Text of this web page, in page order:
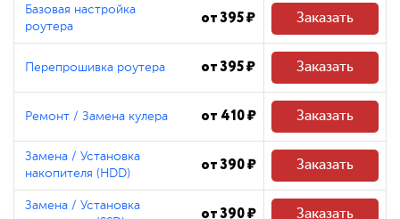
Базовая настройка
роутера
от 395 ₽ Заказать
Перепрошивка роутера от 395 ₽ Заказать
Ремонт / Замена кулера от 410 ₽ Заказать
Замена / Установка
накопителя (HDD)
от 390 ₽ Заказать
Замена / Установка
от 390 ₽ Заказать